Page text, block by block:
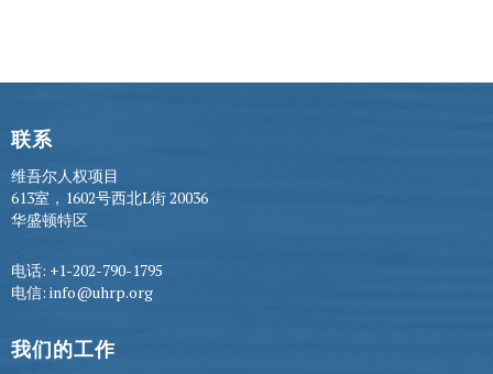
联系
维吾尔人权项目
613室，1602号西北L街 20036
华盛顿特区
电话: +1-202-790-1795
电信: info@uhrp.org
我们的工作